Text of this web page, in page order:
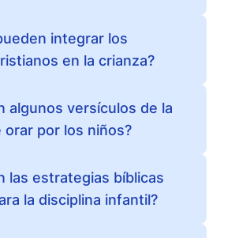
integrar los
en la crianza?
algunos versículos de la
orar por los niños?
las estrategias bíblicas
la disciplina infantil?